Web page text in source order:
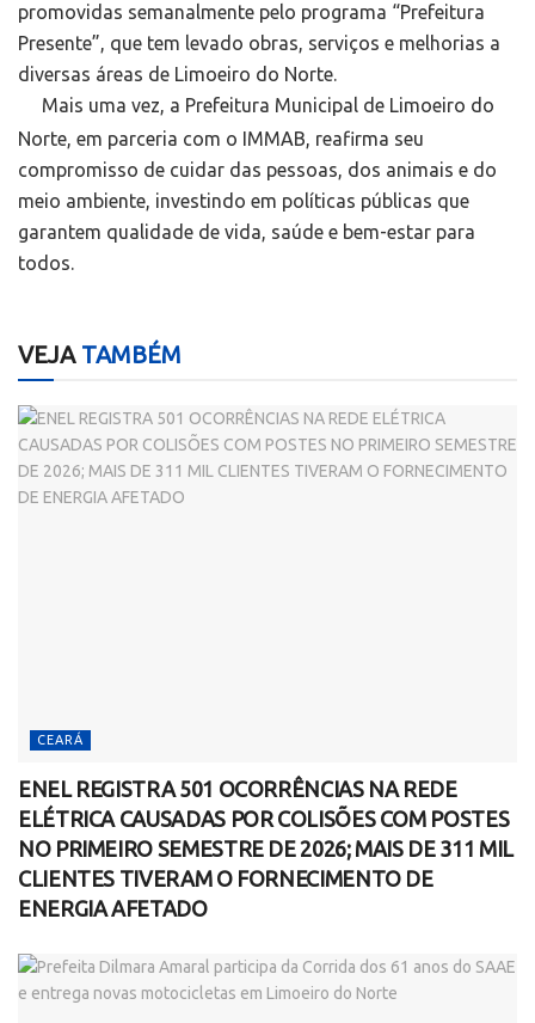
promovidas semanalmente pelo programa “Prefeitura
Presente”, que tem levado obras, serviços e melhorias a
diversas áreas de Limoeiro do Norte.
Mais uma vez, a Prefeitura Municipal de Limoeiro do
Norte, em parceria com o IMMAB, reafirma seu
compromisso de cuidar das pessoas, dos animais e do
meio ambiente, investindo em políticas públicas que
garantem qualidade de vida, saúde e bem-estar para
todos.
VEJATAMBÉM
CEARÁ
ENEL REGISTRA 501 OCORRÊNCIAS NA REDE
ELÉTRICA CAUSADAS POR COLISÕES COM POSTES
NO PRIMEIRO SEMESTRE DE 2026; MAIS DE 311 MIL
CLIENTES TIVERAM O FORNECIMENTO DE
ENERGIA AFETADO